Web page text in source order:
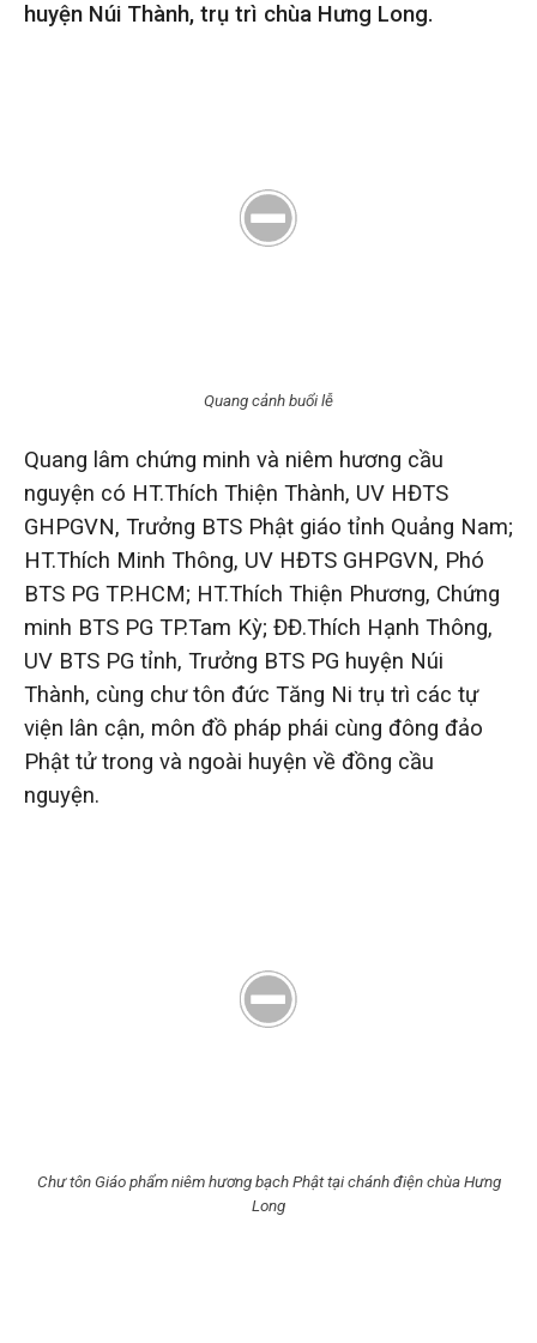
huyện Núi Thành, trụ trì chùa Hưng Long.
Quang cảnh buổi lễ
Quang lâm chứng minh và niêm hương cầu
nguyện có HT.Thích Thiện Thành, UV HĐTS
GHPGVN, Trưởng BTS Phật giáo tỉnh Quảng Nam;
HT.Thích Minh Thông, UV HĐTS GHPGVN, Phó
BTS PG TP.HCM; HT.Thích Thiện Phương, Chứng
minh BTS PG TP.Tam Kỳ; ĐĐ.Thích Hạnh Thông,
UV BTS PG tỉnh, Trưởng BTS PG huyện Núi
Thành, cùng chư tôn đức Tăng Ni trụ trì các tự
viện lân cận, môn đồ pháp phái cùng đông đảo
Phật tử trong và ngoài huyện về đồng cầu
nguyện.
Chư tôn Giáo phẩm niêm hương bạch Phật tại chánh điện chùa Hưng
Long